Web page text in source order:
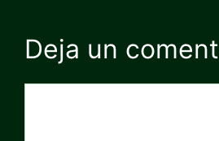
Deja un